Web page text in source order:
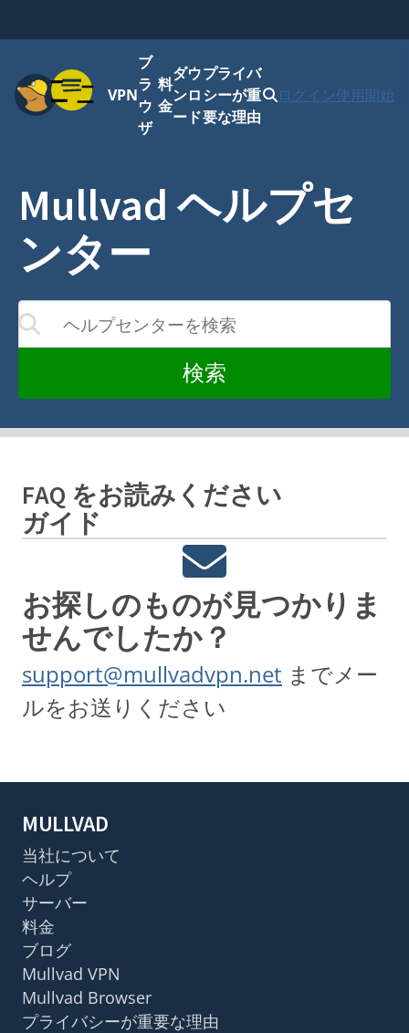
ニュー
VPN
ブ
ラ
ウ
ザ
料
金
ダウ
ンロ
ード
プライバ
シーが重
要な理由
ログイン使用開始
Mullvad ヘルプセ
ンター
ヘルプセンターを検索
果が更新されます
検索
FAQ をお読みください
ガイド
お探しのものが見つかりま
せんでしたか？
support@mullvadvpn.net までメー
ルをお送りください
MULLVAD
当社について
ヘルプ
サーバー
料金
ブログ
Mullvad VPN
Mullvad Browser
プライバシーが重要な理由